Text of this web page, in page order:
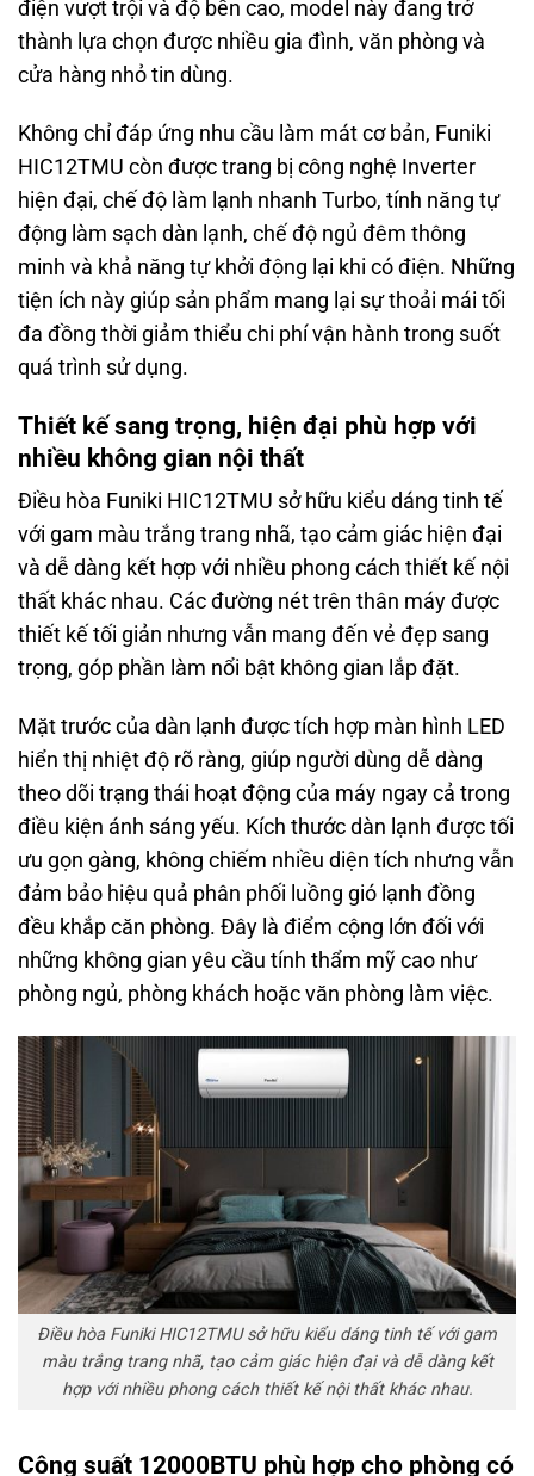
điện vượt trội và độ bền cao, model này đang trở
thành lựa chọn được nhiều gia đình, văn phòng và
cửa hàng nhỏ tin dùng.
Không chỉ đáp ứng nhu cầu làm mát cơ bản, Funiki
HIC12TMU còn được trang bị công nghệ Inverter
hiện đại, chế độ làm lạnh nhanh Turbo, tính năng tự
động làm sạch dàn lạnh, chế độ ngủ đêm thông
minh và khả năng tự khởi động lại khi có điện. Những
tiện ích này giúp sản phẩm mang lại sự thoải mái tối
đa đồng thời giảm thiểu chi phí vận hành trong suốt
quá trình sử dụng.
Thiết kế sang trọng, hiện đại phù hợp với
nhiều không gian nội thất
Điều hòa Funiki HIC12TMU sở hữu kiểu dáng tinh tế
với gam màu trắng trang nhã, tạo cảm giác hiện đại
và dễ dàng kết hợp với nhiều phong cách thiết kế nội
thất khác nhau. Các đường nét trên thân máy được
thiết kế tối giản nhưng vẫn mang đến vẻ đẹp sang
trọng, góp phần làm nổi bật không gian lắp đặt.
Mặt trước của dàn lạnh được tích hợp màn hình LED
hiển thị nhiệt độ rõ ràng, giúp người dùng dễ dàng
theo dõi trạng thái hoạt động của máy ngay cả trong
điều kiện ánh sáng yếu. Kích thước dàn lạnh được tối
ưu gọn gàng, không chiếm nhiều diện tích nhưng vẫn
đảm bảo hiệu quả phân phối luồng gió lạnh đồng
đều khắp căn phòng. Đây là điểm cộng lớn đối với
những không gian yêu cầu tính thẩm mỹ cao như
phòng ngủ, phòng khách hoặc văn phòng làm việc.
Điều hòa Funiki HIC12TMU sở hữu kiểu dáng tinh tế với gam
màu trắng trang nhã, tạo cảm giác hiện đại và dễ dàng kết
hợp với nhiều phong cách thiết kế nội thất khác nhau.
Công suất 12000BTU phù hợp cho phòng có